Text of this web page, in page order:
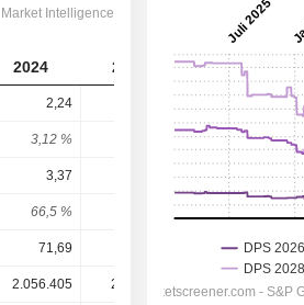
2024 2025 2026
2,24
3,12 % 2,87 %
3,37 4,026
66,5 % 61,3 %
71,69 85,91
2.056.405 2.082.610 2.085.803